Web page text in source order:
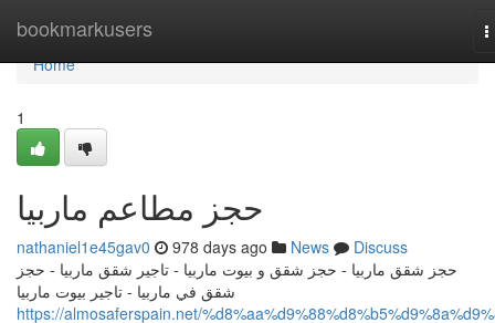
bookmarkusers
Home
Home
1
حجز مطاعم ماربيا
nathaniel1e45gav0 978 days ago News
Discuss
حجز شقق ماربيا - حجز شقق و بيوت ماربيا - تاجير شقق ماربيا - حجز
شقق في ماربيا - تاجير بيوت ماربيا
https://almosaferspain.net/